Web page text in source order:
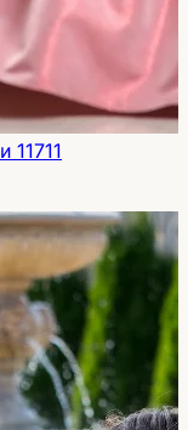
11711